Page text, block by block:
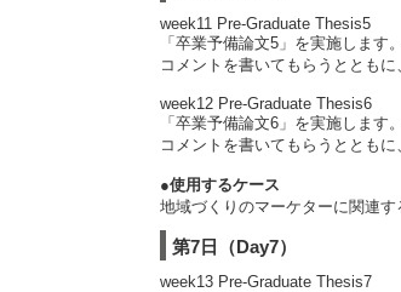
week11 Pre-Graduate Thesis5
「卒業予備論文5」を実施しま
コメントを書いてもらうととも
week12 Pre-Graduate Thesis6
「卒業予備論文6」を実施しま
コメントを書いてもらうととも
●使用するケース
地域づくりのマーケターに関連す
第7日（Day7）
week13 Pre-Graduate Thesis7